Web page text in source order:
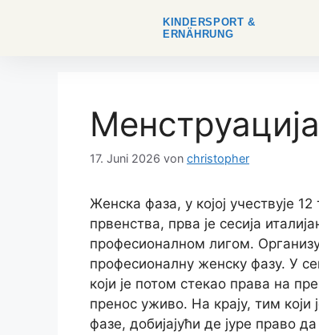
KINDERSPORT &
ERNÄHRUNG
17. Juni 2026 von christopher
Женска фаза, у којој учествује
првенства, прва је сесија
професионалном лигом.
професионалну женску фазу. У
који је потом стекао права на
пренос уживо. На крају, тим
фазе, добијајући де јуре право